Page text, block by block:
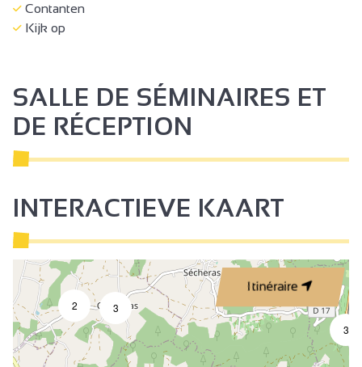
Contanten
Kijk op
SALLE DE SÉMINAIRES ET
DE RÉCEPTION
INTERACTIEVE KAART
Itinéraire
3
3
2